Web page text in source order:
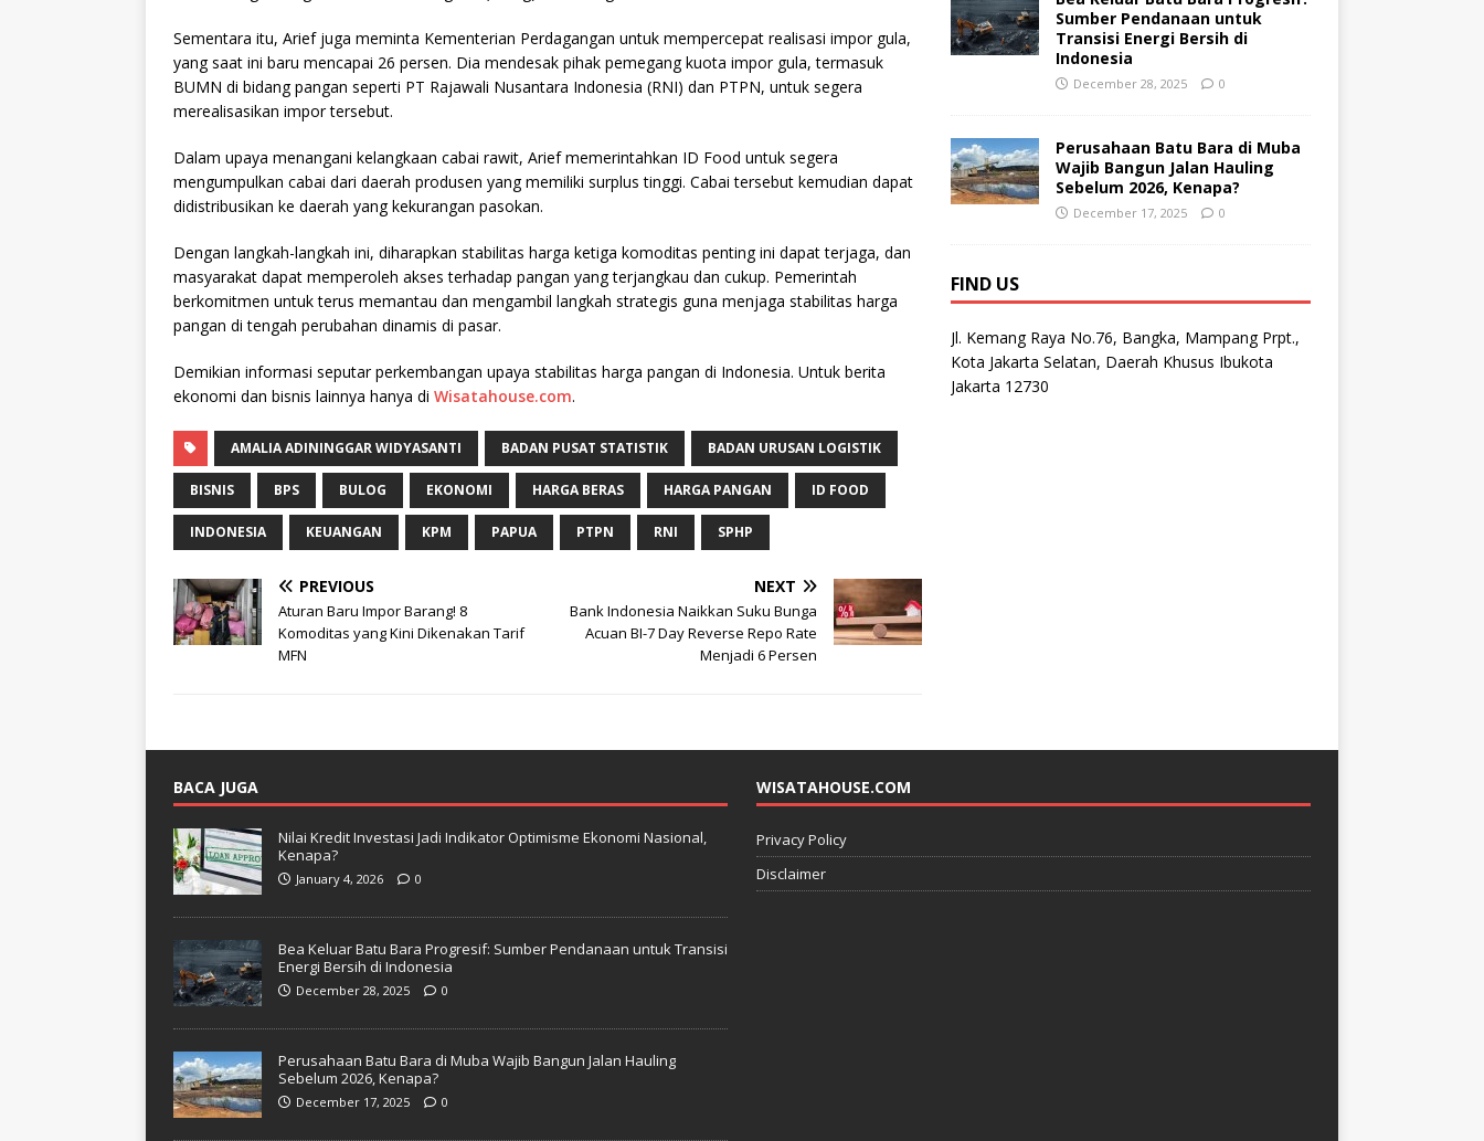
Sementara itu, Arief juga meminta Kementerian Perdagangan untuk mempercepat realisasi impor gula,
yang saat ini baru mencapai 26 persen. Dia mendesak pihak pemegang kuota impor gula, termasuk
BUMN di bidang pangan seperti PT Rajawali Nusantara Indonesia (RNI) dan PTPN, untuk segera
merealisasikan impor tersebut.
Dalam upaya menangani kelangkaan cabai rawit, Arief memerintahkan ID Food untuk segera
mengumpulkan cabai dari daerah produsen yang memiliki surplus tinggi. Cabai tersebut kemudian dapat
didistribusikan ke daerah yang kekurangan pasokan.
Dengan langkah-langkah ini, diharapkan stabilitas harga ketiga komoditas penting ini dapat terjaga, dan
masyarakat dapat memperoleh akses terhadap pangan yang terjangkau dan cukup. Pemerintah
berkomitmen untuk terus memantau dan mengambil langkah strategis guna menjaga stabilitas harga
pangan di tengah perubahan dinamis di pasar.
Demikian informasi seputar perkembangan upaya stabilitas harga pangan di Indonesia. Untuk berita
ekonomi dan bisnis lainnya hanya di Wisatahouse.com.
AMALIA ADININGGAR WIDYASANTI BADAN PUSAT STATISTIK BADAN URUSAN LOGISTIK
BISNIS BPS BULOG EKONOMI HARGA BERAS HARGA PANGAN ID FOOD
INDONESIA KEUANGAN KPM PAPUA PTPN RNI SPHP
PREVIOUS
Aturan Baru Impor Barang! 8
Komoditas yang Kini Dikenakan Tarif
MFN
NEXT
Bank Indonesia Naikkan Suku Bunga
Acuan BI-7 Day Reverse Repo Rate
Menjadi 6 Persen
Sumber Pendanaan untuk
Transisi Energi Bersih di
Indonesia
December 28, 2025 0
Perusahaan Batu Bara di Muba
Wajib Bangun Jalan Hauling
Sebelum 2026, Kenapa?
December 17, 2025 0
FIND US
Jl. Kemang Raya No.76, Bangka, Mampang Prpt.,
Kota Jakarta Selatan, Daerah Khusus Ibukota
Jakarta 12730
BACA JUGA
Nilai Kredit Investasi Jadi Indikator Optimisme Ekonomi Nasional,
Kenapa?
January 4, 2026 0
Bea Keluar Batu Bara Progresif: Sumber Pendanaan untuk Transisi
Energi Bersih di Indonesia
December 28, 2025 0
Perusahaan Batu Bara di Muba Wajib Bangun Jalan Hauling
Sebelum 2026, Kenapa?
December 17, 2025 0
WISATAHOUSE.COM
Privacy Policy
Disclaimer